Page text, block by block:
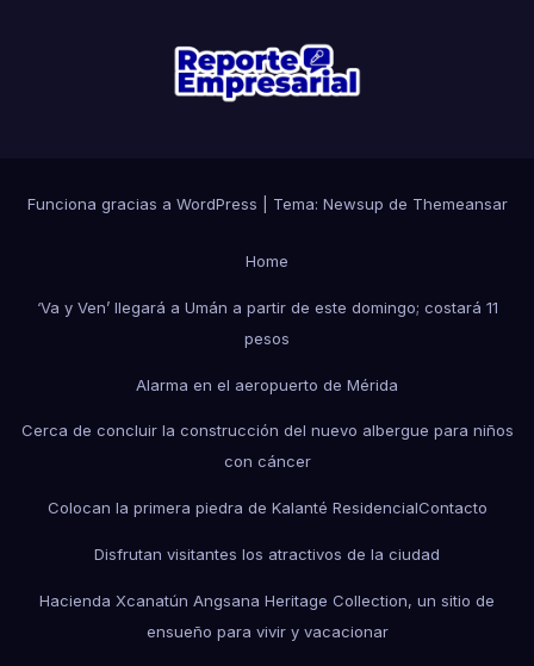
Funciona gracias a WordPress Tema: Newsup de Themeansar
Home
‘Va y Ven’ llegará a Umán a partir de este domingo; costará 11
pesos
Alarma en el aeropuerto de Mérida
Cerca de concluir la construcción del nuevo albergue para niños
con cáncer
Colocan la primera piedra de Kalanté ResidencialContacto
Disfrutan visitantes los atractivos de la ciudad
Hacienda Xcanatún Angsana Heritage Collection, un sitio de
ensueño para vivir y vacacionar